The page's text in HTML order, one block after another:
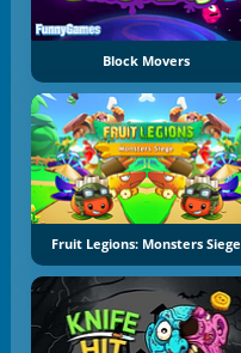
Block Movers
Fruit Legions: Monsters Siege